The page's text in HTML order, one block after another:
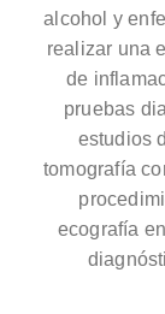
alcohol y
realizar una
de
pruebas
estudios
tomografía
ecografía